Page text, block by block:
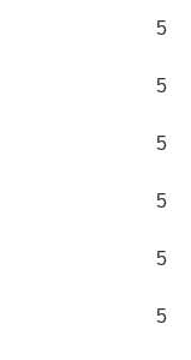
5
5
5
5
5
5